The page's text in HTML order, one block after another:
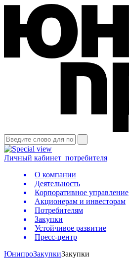
Личный кабинет потребителя
О компании
Деятельность
Корпоративное управление
Акционерам и инвесторам
Потребителям
Закупки
Устойчивое развитие
Пресс-центр
ЮнипроЗакупкиЗакупки